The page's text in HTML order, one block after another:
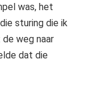
was, het
sturing die ik
weg naar
dat die